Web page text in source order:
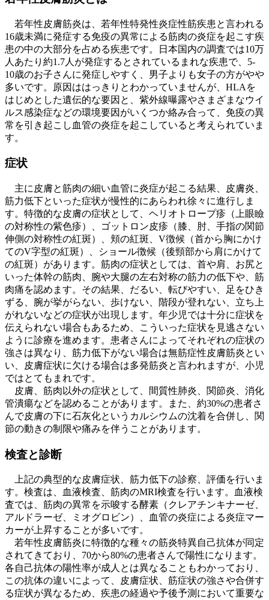
若年性皮膚筋炎は、若年性特発性炎症性筋疾患と言われる
16歳未満に発症する免疫の異常による筋肉の炎症を起こす疾
患の中の大部分を占める疾患です。日本国内の調査では10万
人あたり約1.7人が発症するとされているまれな疾患で、5-
10歳のお子さんに発症しやすく、男子よりも女子の方がやや
多いです。原因ははっきりとわかっていませんが、HLAを
はじめとした遺伝的な要因と、紫外線曝露やさまざまなウイ
ルス感染症などの環境要因がいくつか絡み合って、免疫の異
常を引き起こし血管の炎症を起こしていると考えられていま
す。
症状
主に皮膚と筋肉の細い血管に炎症が起こる結果、皮膚炎、
筋力低下といった症状が慢性的にあらわれ徐々に進行しま
す。特徴的な皮膚の症状として、ヘリオトロープ疹（上眼瞼
の対称性の紫色疹）、ゴットロン皮疹（膝、肘、手指の関節
伸側の対称性の紅斑）、頬の紅斑、V徴候（首から胸にかけ
てのV字型の紅斑）、ショール徴候（後頸部から肩にかけて
の紅斑）があります。筋肉の症状としては、首や肩、お尻と
いった体幹の筋肉、腕や大腿の左右対称の筋力の低下や、筋
肉痛を認めます。その結果、だるい、転びやすい、足をひき
ずる、腕が挙がらない、歩けない、階段が登れない、立ち上
がれないなどの症状が出現します。年少児では十分に症状を
伝えられない場合もあるため、こういった症状を見逃さない
ように診療を進めます。患者さんによってそれぞれの症状の
強さは異なり、筋力低下がない場合は無筋症性皮膚筋炎とい
い、皮膚症状に欠ける場合は多発筋炎と言われますが、小児
ではとてもまれです。
皮膚、筋肉以外の症状として、間質性肺炎、関節炎、消化
管潰瘍などを認めることがあります。また、約30%の患者さ
んで皮膚の下に石灰化というカルシウムの沈着を合併し、関
節の動きの制限や痛みを伴うことがあります。
検査と診断
上記の典型的な皮膚症状、筋力低下の診察、評価を行いま
す。検査は、血液検査、筋肉のMRI検査を行います。血液検
査では、筋肉の異常を示唆する酵素（クレアチンキナーゼ、
アルドラーゼ、ミオグロビン）、血管の炎症による炎症マー
カーが上昇することが多いです。
若年性皮膚筋炎に特徴的な種々の筋炎特異自己抗体が同定
されてきており、70から80%の患者さんで陽性になります。
各自己抗体の陽性率が成人とは異なることもわかっており、
この抗体の違いによって、皮膚症状、筋症状の強さや合併す
る症状が異なるため、疾患の経過や予後予測において重要な